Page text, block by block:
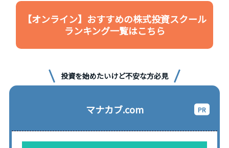
【オンライン】おすすめの株式投資スクール
ランキング一覧はこちら
投資を始めたいけど不安な方必見
マナカブ.com